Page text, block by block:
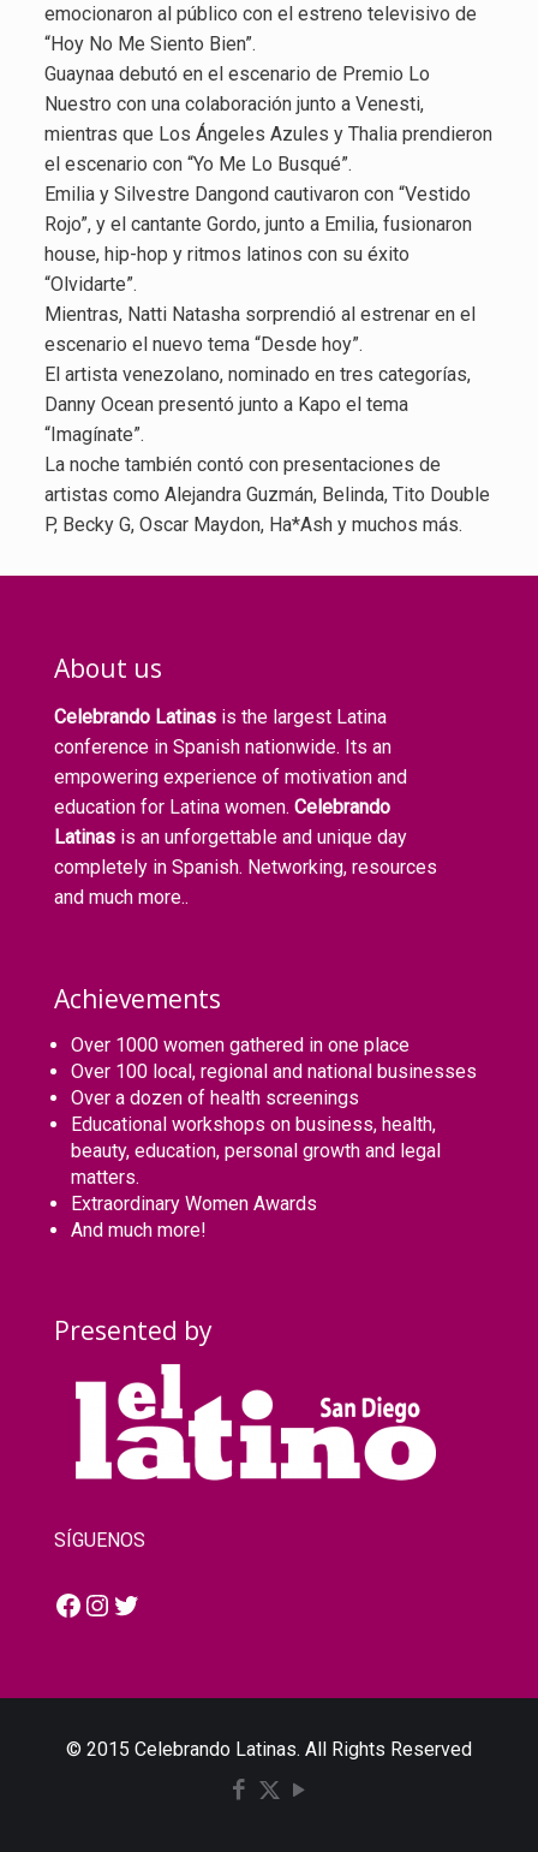
emocionaron al público con el estreno televisivo de
“Hoy No Me Siento Bien”.
Guaynaa debutó en el escenario de Premio Lo
Nuestro con una colaboración junto a Venesti,
mientras que Los Ángeles Azules y Thalia prendieron
el escenario con “Yo Me Lo Busqué”.
Emilia y Silvestre Dangond cautivaron con “Vestido
Rojo”, y el cantante Gordo, junto a Emilia, fusionaron
house, hip-hop y ritmos latinos con su éxito
“Olvidarte”.
Mientras, Natti Natasha sorprendió al estrenar en el
escenario el nuevo tema “Desde hoy”.
El artista venezolano, nominado en tres categorías,
Danny Ocean presentó junto a Kapo el tema
“Imagínate”.
La noche también contó con presentaciones de
artistas como Alejandra Guzmán, Belinda, Tito Double
P, Becky G, Oscar Maydon, Ha*Ash y muchos más.
About us
Celebrando Latinas is the largest Latina
conference in Spanish nationwide. Its an
empowering experience of motivation and
education for Latina women. Celebrando
Latinas is an unforgettable and unique day
completely in Spanish. Networking, resources
and much more..
Achievements
Over 1000 women gathered in one place
Over 100 local, regional and national businesses
Over a dozen of health screenings
Educational workshops on business, health,
beauty, education, personal growth and legal
matters.
Extraordinary Women Awards
And much more!
Presented by
SÍGUENOS
Facebook
Instagram
Twitter
© 2015 Celebrando Latinas. All Rights Reserved